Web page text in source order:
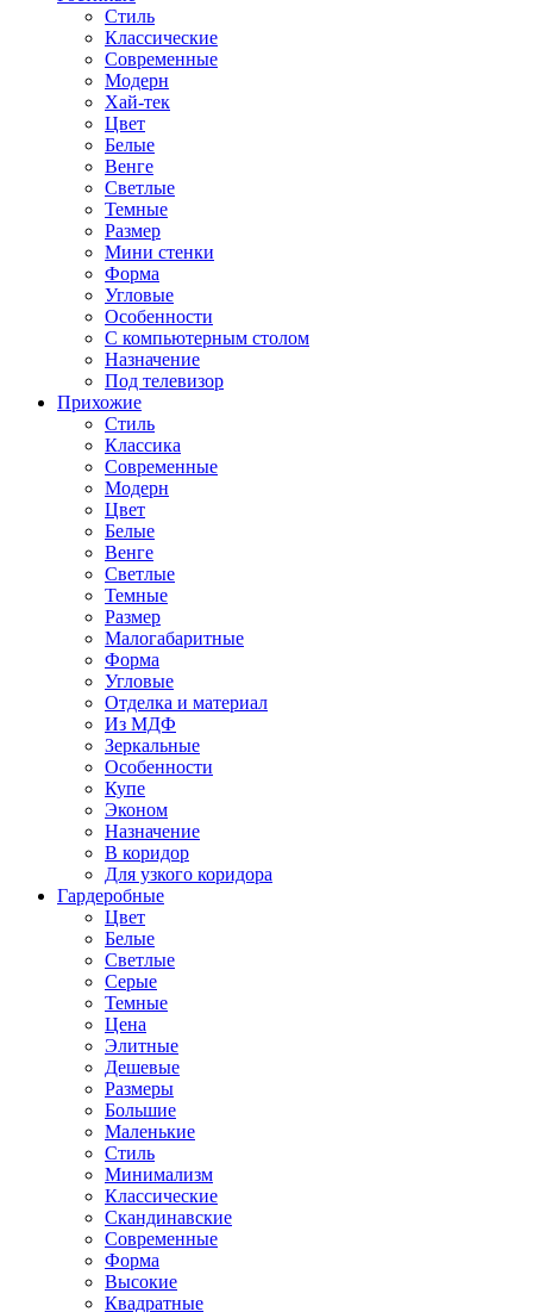
Стиль
Классические
Современные
Модерн
Хай-тек
Цвет
Белые
Венге
Светлые
Темные
Размер
Мини стенки
Форма
Угловые
Особенности
С компьютерным столом
Назначение
Под телевизор
Прихожие
Стиль
Классика
Современные
Модерн
Цвет
Белые
Венге
Светлые
Темные
Размер
Малогабаритные
Форма
Угловые
Отделка и материал
Из МДФ
Зеркальные
Особенности
Купе
Эконом
Назначение
В коридор
Для узкого коридора
Гардеробные
Цвет
Белые
Светлые
Серые
Темные
Цена
Элитные
Дешевые
Размеры
Большие
Маленькие
Стиль
Минимализм
Классические
Скандинавские
Современные
Форма
Высокие
Квадратные